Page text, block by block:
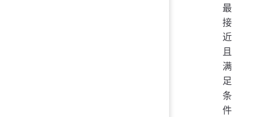
最
接
近
且
满
足
条
件